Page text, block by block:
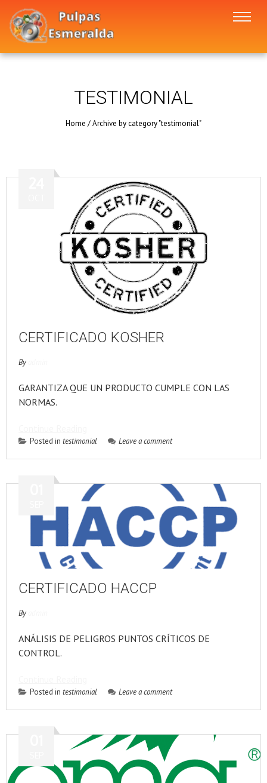
TESTIMONIAL
Home /Archive by category "testimonial"
CERTIFICADO KOSHER
By
GARANTIZA QUE UN PRODUCTO CUMPLE CON LAS
NORMAS.
Posted in testimonial Leave a comment
CERTIFICADO HACCP
By
ANÁLISIS DE PELIGROS PUNTOS CRÍTICOS DE
CONTROL.
Posted in testimonial Leave a comment